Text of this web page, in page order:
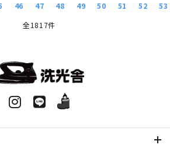
46 47 48 49 50 51 52
53
全1817件